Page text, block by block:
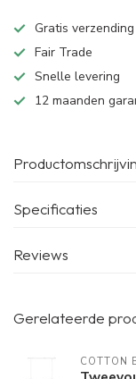
Gratis
Fair Trade
Snelle levering
12 maanden
Specificaties
Reviews
Gerelateerde
COTTON